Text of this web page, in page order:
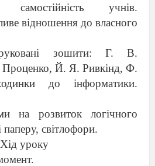
самостійність учнів.
відношення до власного
зошити: Г. В.
Проценко, Й. Я. Ривкінд, Ф.
до інформатики.
на розвиток логічного
світлофори.
Хід уроку